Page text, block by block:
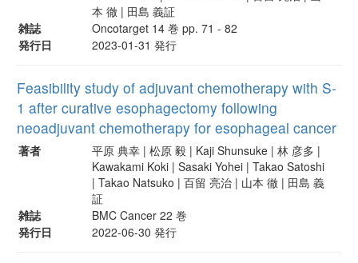
本 徹 | 田島 義証
雑誌
Oncotarget 14 巻 pp. 71 - 82
発行日
2023-01-31 発行
Feasibility study of adjuvant chemotherapy with S-
1 after curative esophagectomy following
neoadjuvant chemotherapy for esophageal cancer
著者
平原 典幸 | 松原 毅 | Kaji Shunsuke | 林 彦多 |
Kawakami Koki | Sasaki Yohei | Takao Satoshi
| Takao Natsuko | 百留 亮治 | 山本 徹 | 田島 義
証
雑誌
BMC Cancer 22 巻
発行日
2022-06-30 発行